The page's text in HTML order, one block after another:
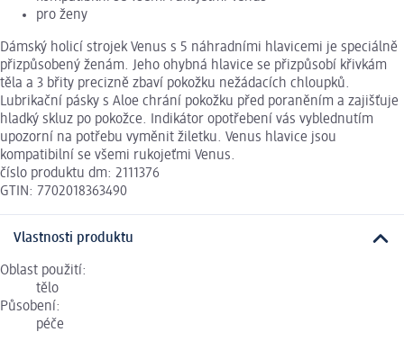
pro ženy
Dámský holicí strojek Venus s 5 náhradními hlavicemi je speciálně
přizpůsobený ženám. Jeho ohybná hlavice se přizpůsobí křivkám
těla a 3 břity precizně zbaví pokožku nežádacích chloupků.
Lubrikační pásky s Aloe chrání pokožku před poraněním a zajišťuje
hladký skluz po pokožce. Indikátor opotřebení vás vyblednutím
upozorní na potřebu vyměnit žiletku. Venus hlavice jsou
kompatibilní se všemi rukojeťmi Venus.
číslo produktu dm: 2111376
GTIN: 7702018363490
Vlastnosti produktu
Oblast použití:
tělo
Působení:
péče